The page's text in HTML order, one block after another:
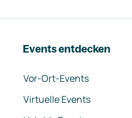
Events entdecken
Vor-Ort-Events
Virtuelle Events